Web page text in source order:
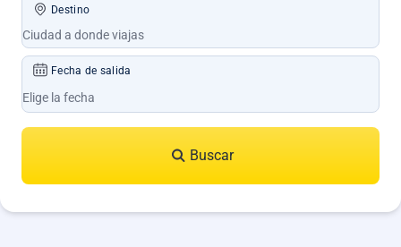
Destino
Fecha de salida
Buscar